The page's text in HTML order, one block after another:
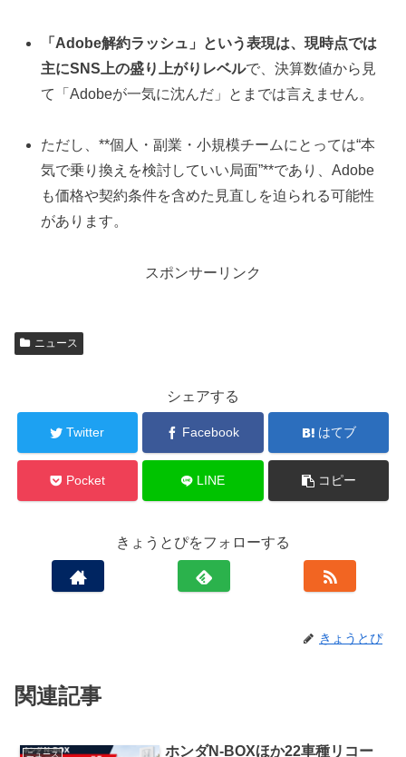
「Adobe解約ラッシュ」という表現は、現時点では
主にSNS上の盛り上がりレベルで、決算数値から見
て「Adobeが一気に沈んだ」とまでは言えません。
ただし、**個人・副業・小規模チームにとっては“本
気で乗り換えを検討していい局面”**であり、Adobe
も価格や契約条件を含めた見直しを迫られる可能性
があります。
スポンサーリンク
ニュース
シェアする
Twitter Facebook はてブ
Pocket LINE コピー
きょうとぴをフォローする
きょうとぴ
関連記事
ニュース
ホンダN-BOXほか22車種リコー